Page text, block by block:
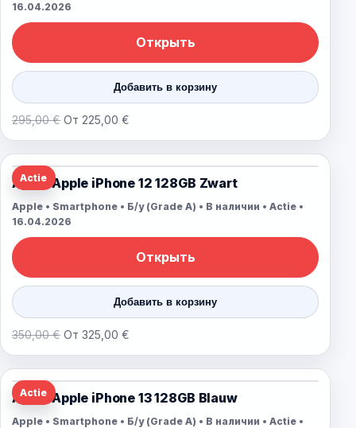
16.04.2026
Открыть
Добавить в корзину
295,00 € От 225,00 €
Actie
Apple Apple iPhone 12 128GB Zwart
Apple • Smartphone • Б/у (Grade A) • В наличии • Actie •
16.04.2026
Открыть
Добавить в корзину
350,00 € От 325,00 €
Actie
Apple Apple iPhone 13 128GB Blauw
Apple • Smartphone • Б/у (Grade A) • В наличии • Actie •